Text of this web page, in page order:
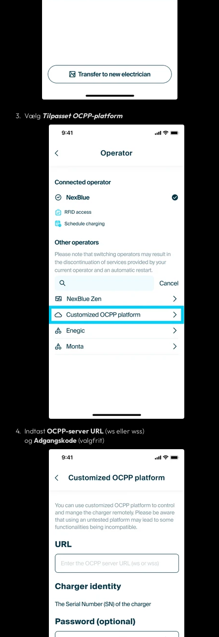
Vælg Tilpasset OCPP-platform
IndtastOCPP-serverURL(ws eller wss)
ogAdgangskode(valgfrit)